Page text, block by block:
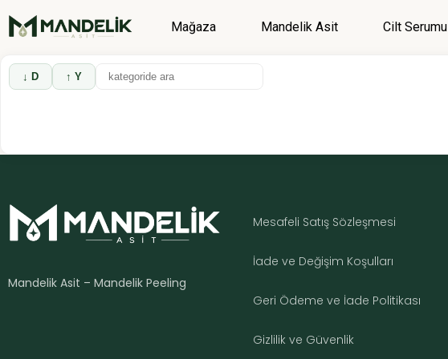
Mağaza Mandelik Asit Cilt Serumu
↓ D ↑ Y
Mandelik Asit – Mandelik Peeling
Mesafeli Satış Sözleşmesi
İade ve Değişim Koşulları
Geri Ödeme ve İade Politikası
Gizlilik ve Güvenlik
Menü
Cilt Bakım